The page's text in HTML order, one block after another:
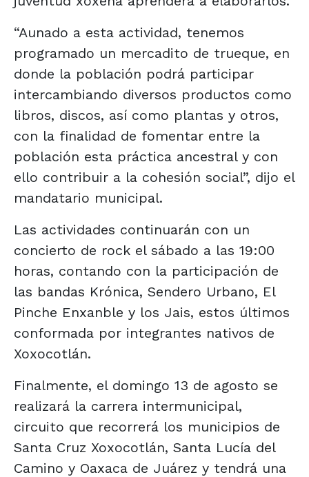
“Aunado a esta actividad, tenemos
programado un mercadito de trueque, en
donde la población podrá participar
intercambiando diversos productos como
libros, discos, así como plantas y otros,
con la finalidad de fomentar entre la
población esta práctica ancestral y con
ello contribuir a la cohesión social”, dijo el
mandatario municipal.
Las actividades continuarán con un
concierto de rock el sábado a las 19:00
horas, contando con la participación de
las bandas Krónica, Sendero Urbano, El
Pinche Enxanble y los Jais, estos últimos
conformada por integrantes nativos de
Xoxocotlán.
Finalmente, el domingo 13 de agosto se
realizará la carrera intermunicipal,
circuito que recorrerá los municipios de
Santa Cruz Xoxocotlán, Santa Lucía del
Camino y Oaxaca de Juárez y tendrá una